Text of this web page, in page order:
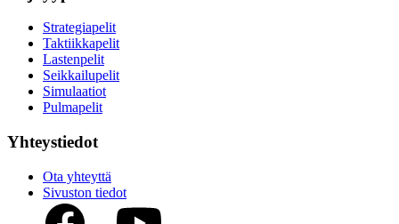
Strategiapelit
Taktiikkapelit
Lastenpelit
Seikkailupelit
Simulaatiot
Pulmapelit
Yhteystiedot
Ota yhteyttä
Sivuston tiedot